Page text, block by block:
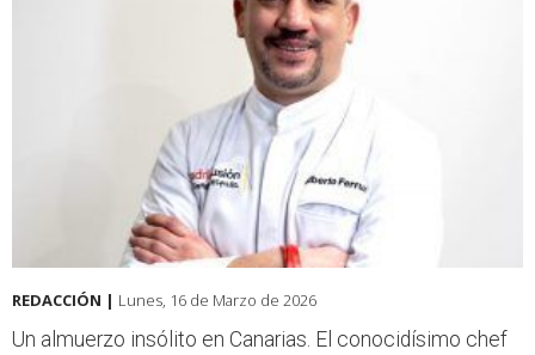
REDACCIÓN | Lunes, 16 de Marzo de 2026
Un almuerzo insólito en Canarias. El conocidísimo chef